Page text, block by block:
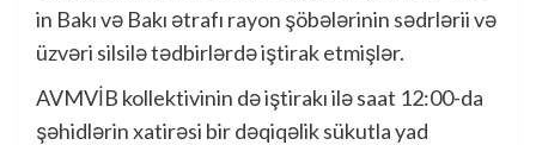
in Bakı və Bakı ətrafı rayon şöbələrinin sədrlərii və
üzvəri silsilə tədbirlərdə iştirak etmişlər.
AVMVİB kollektivinin də iştirakı ilə saat 12:00-da
şəhidlərin xatirəsi bir dəqiqəlik sükutla yad